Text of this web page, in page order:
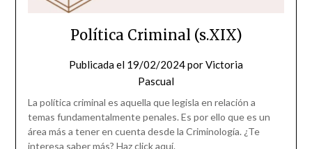
Política Criminal (s.XIX)
Publicada el 19/02/2024porVictoria
Pascual
La política criminal es aquella que legisla en relación a
temas fundamentalmente penales. Es por ello que es un
área más a tener en cuenta desde la Criminología. ¿Te
interesa saber más? Haz click aquí.